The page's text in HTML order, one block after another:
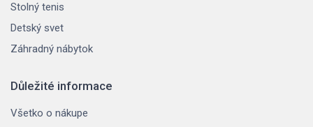
Stolný tenis
Detský svet
Záhradný nábytok
Důležité informace
Všetko o nákupe